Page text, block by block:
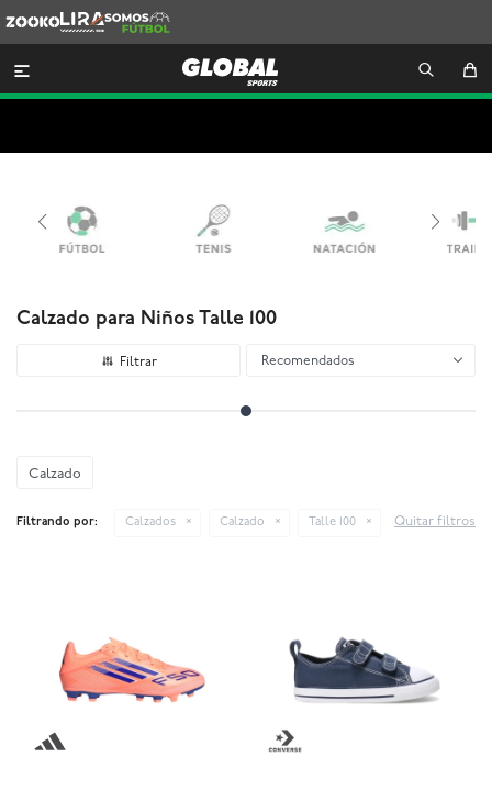
Lira
Somos
Futbol

Calzado para Niños Talle 100
Recomendados
Calzado
Filtrando por: Calzados Calzado Talle 100 Quitar filtros